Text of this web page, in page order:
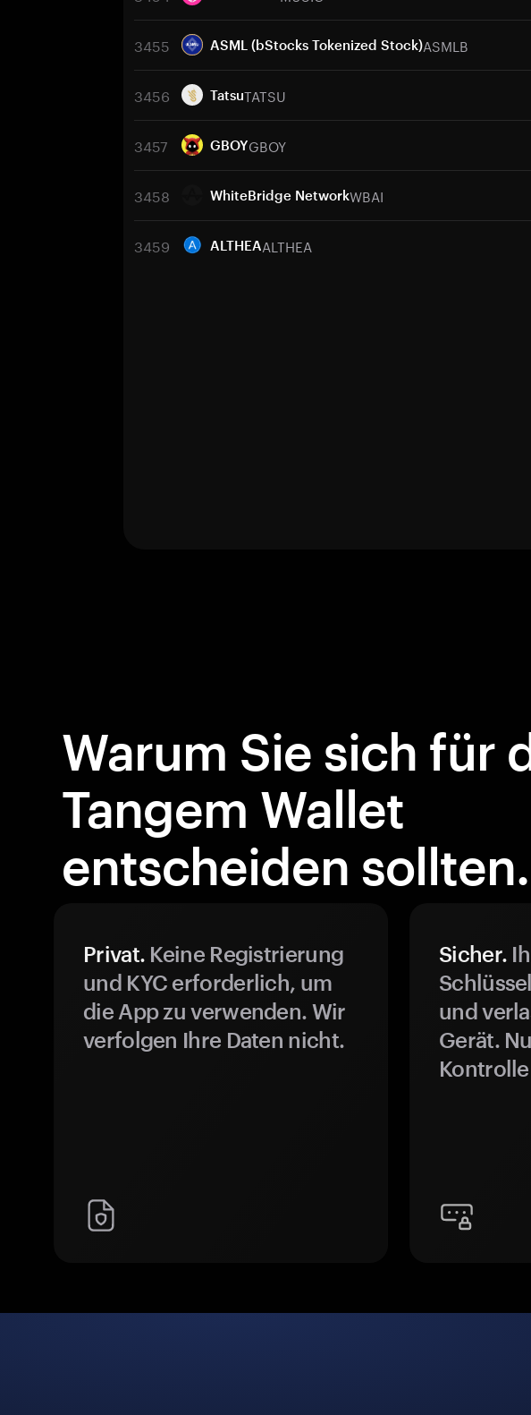
3455 ASML (bStocks Tokenized Stock)ASMLB
3456 TatsuTATSU
3457 GBOYGBOY
3458 WhiteBridge NetworkWBAI
3459 ALTHEAALTHEA
Warum Sie sich für
Tangem Wallet
entscheiden sollten.
Privat. Keine Registrierung
und KYC erforderlich, um
die App zu verwenden. Wir
verfolgen Ihre Daten nicht.
Sicher.
und
Gerät.